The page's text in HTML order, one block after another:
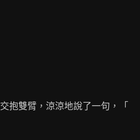
抱雙臂，涼涼地說了一句，「